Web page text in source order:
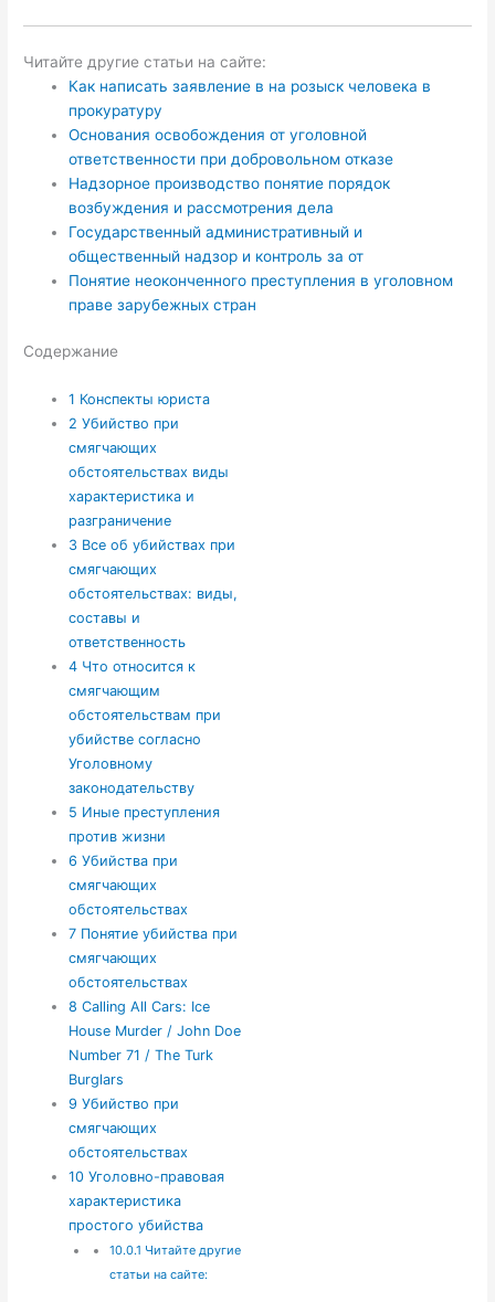
Читайте другие статьи на сайте:
Как написать заявление в на розыск человека в
прокуратуру
Основания освобождения от уголовной
ответственности при добровольном отказе
Надзорное производство понятие порядок
возбуждения и рассмотрения дела
Государственный административный и
общественный надзор и контроль за от
Понятие неоконченного преступления в уголовном
праве зарубежных стран
Содержание
1 Конспекты юриста
2 Убийство при
смягчающих
обстоятельствах виды
характеристика и
разграничение
3 Все об убийствах при
смягчающих
обстоятельствах: виды,
составы и
ответственность
4 Что относится к
смягчающим
обстоятельствам при
убийстве согласно
Уголовному
законодательству
5 Иные преступления
против жизни
6 Убийства при
смягчающих
обстоятельствах
7 Понятие убийства при
смягчающих
обстоятельствах
8 Calling All Cars: Ice
House Murder / John Doe
Number 71 / The Turk
Burglars
9 Убийство при
смягчающих
обстоятельствах
10 Уголовно-правовая
характеристика
простого убийства
10.0.1 Читайте другие
статьи на сайте: